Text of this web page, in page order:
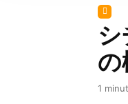
の
1